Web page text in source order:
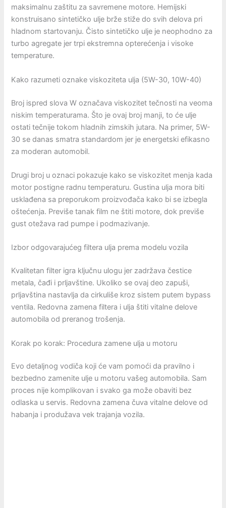
maksimalnu zaštitu za savremene motore. Hemijski
konstruisano sintetičko ulje brže stiže do svih delova pri
hladnom startovanju. Čisto sintetičko ulje je neophodno za
turbo agregate jer trpi ekstremna opterećenja i visoke
temperature.
Kako razumeti oznake viskoziteta ulja (5W-30, 10W-40)
Broj ispred slova W označava viskozitet tečnosti na veoma
niskim temperaturama. Što je ovaj broj manji, to će ulje
ostati tečnije tokom hladnih zimskih jutara. Na primer, 5W-
30 se danas smatra standardom jer je energetski efikasno
za moderan automobil.
Drugi broj u oznaci pokazuje kako se viskozitet menja kada
motor postigne radnu temperaturu. Gustina ulja mora biti
usklađena sa preporukom proizvođača kako bi se izbegla
oštećenja. Previše tanak film ne štiti motore, dok previše
gust otežava rad pumpe i podmazivanje.
Izbor odgovarajućeg filtera ulja prema modelu vozila
Kvalitetan filter igra ključnu ulogu jer zadržava čestice
metala, čađi i prljavštine. Ukoliko se ovaj deo zapuši,
prljavština nastavlja da cirkuliše kroz sistem putem bypass
ventila. Redovna zamena filtera i ulja štiti vitalne delove
automobila od preranog trošenja.
Korak po korak: Procedura zamene ulja u motoru
Evo detaljnog vodiča koji će vam pomoći da pravilno i
bezbedno zamenite ulje u motoru vašeg automobila. Sam
proces nije komplikovan i svako ga može obaviti bez
odlaska u servis. Redovna zamena čuva vitalne delove od
habanja i produžava vek trajanja vozila.